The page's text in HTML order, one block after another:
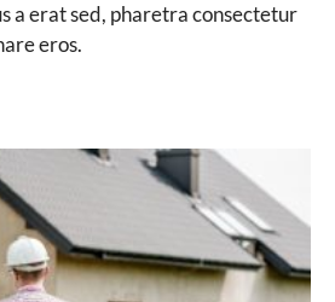
a erat sed, pharetra consectetur
eros.